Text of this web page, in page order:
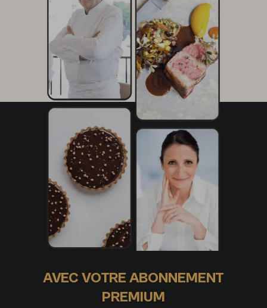
AVEC VOTRE ABONNEMENT
PREMIUM